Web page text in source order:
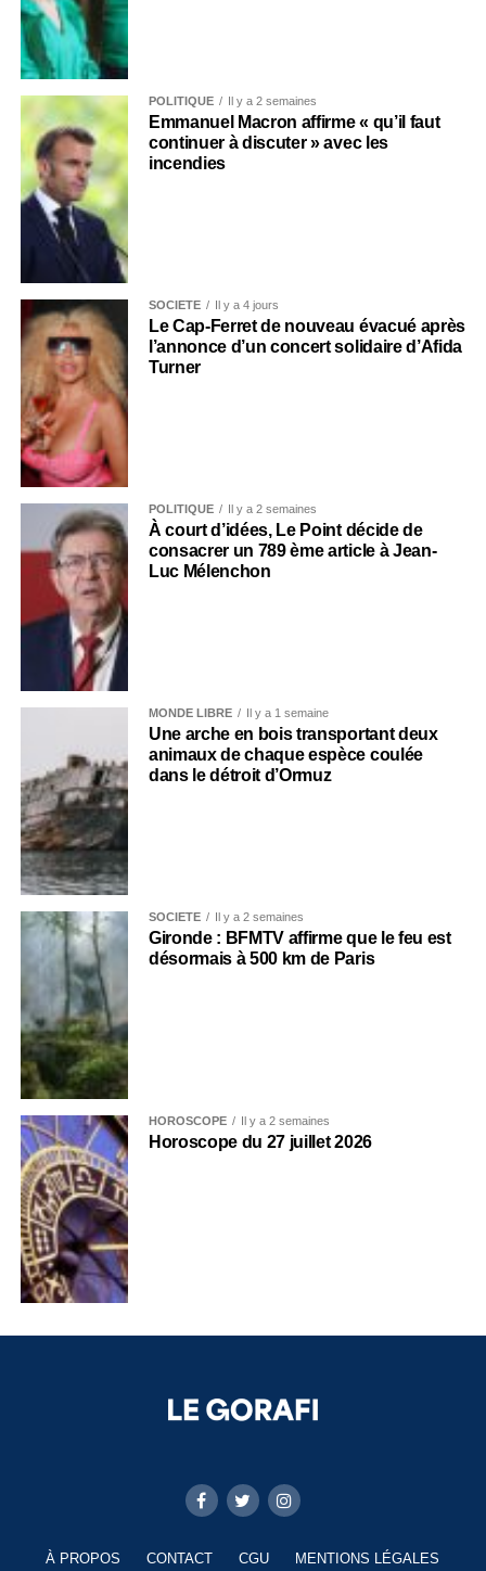
POLITIQUE Il y a 2 semaines
Emmanuel Macron affirme « qu’il faut
continuer à discuter » avec les
incendies
SOCIÉTÉ Il y a 4 jours
Le Cap-Ferret de nouveau évacué après
l’annonce d’un concert solidaire d’Afida
Turner
POLITIQUE Il y a 2 semaines
À court d’idées, Le Point décide de
consacrer un 789 ème article à Jean-
Luc Mélenchon
MONDE LIBRE Il y a 1 semaine
Une arche en bois transportant deux
animaux de chaque espèce coulée
dans le détroit d’Ormuz
SOCIÉTÉ Il y a 2 semaines
Gironde : BFMTV affirme que le feu est
désormais à 500 km de Paris
HOROSCOPE Il y a 2 semaines
Horoscope du 27 juillet 2026
À PROPOS CONTACT CGU MENTIONS LÉGALES